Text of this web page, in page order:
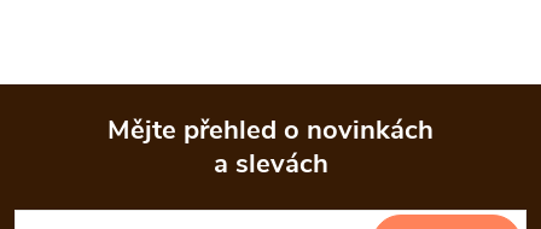
Mějte přehled o novinkách
a slevách